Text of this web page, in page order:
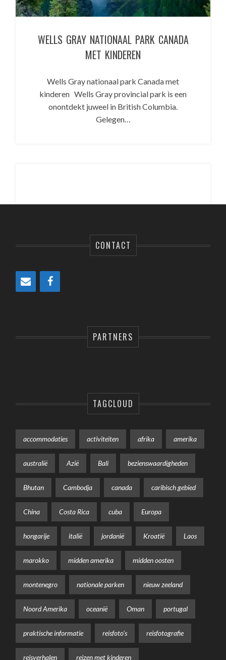
WELLS GRAY NATIONAAL PARK CANADA
MET KINDEREN
Wells Gray nationaal park Canada met
kinderen Wells Gray provincial park is een
onontdekt juweel in British Columbia.
Gelegen…
CONTACT
PARTNERS
TAGCLOUD
accommodaties activiteiten afrika amerika
australië Azië Bali bezienswaardigheden
Bhutan Cambodja canada caribisch gebied
China Costa Rica cuba Europa
hongarije italië jordanië Kroatië Laos
marokko midden amerika midden oosten
montenegro nationale parken nieuw zeeland
Noord Amerika oceanië Oman portugal
praktische informatie reisfoto's reisfotografie
reisverhalen reizen met kinderen